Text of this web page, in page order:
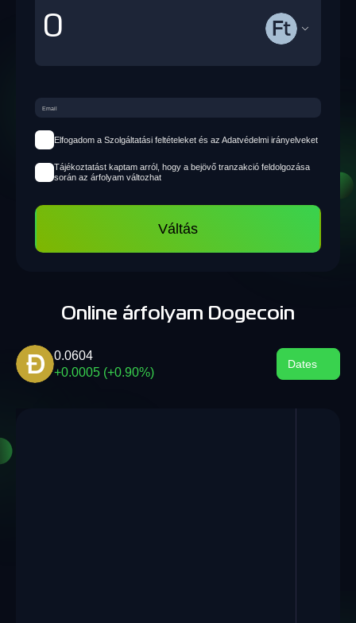
Elfogadom a Szolgáltatási feltételeket és az Adatvédelmi irányelveket
Tájékoztatást kaptam arról, hogy a bejövő tranzakció feldolgozása
során az árfolyam változhat
Váltás
Online árfolyam Dogecoin
0.0604
+0.0005 (+0.90%)
Dates